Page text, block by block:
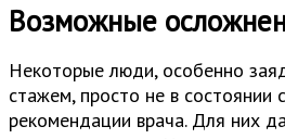
Возможные
Некоторые люди, особенно
стажем, просто не в состоянии
рекомендации врача. Для них